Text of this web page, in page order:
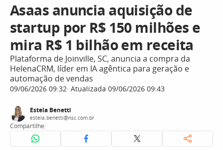
Asaas anuncia aquisição de
startup por R$ 150 milhões e
mira R$ 1 bilhão em receita
Plataforma de Joinville, SC, anuncia a compra da
HelenaCRM, líder em IA agêntica para geração e
automação de vendas
09/06/2026 09:32 Atualizada 09/06/2026 09:43
Estela Benetti
estela.benetti@nsc.com.br
Compartilhe: